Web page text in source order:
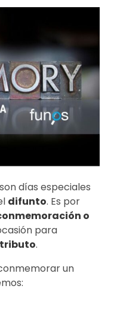
son días especiales
difunto. Es por
o
para
.
un